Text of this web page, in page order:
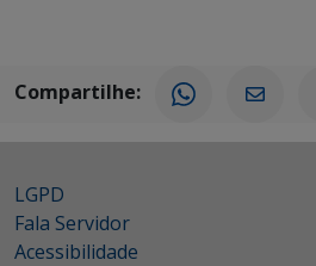
Compartilhe:
LGPD
Fala Servidor
Acessibilidade